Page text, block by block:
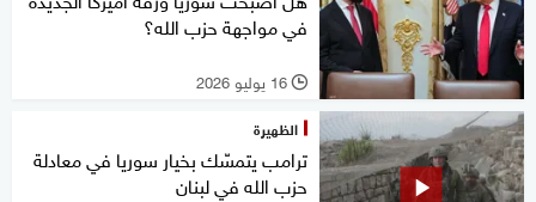
في مواجهة حزب الله؟
l 16 يوليو 2026
الظهيرة
ترامب يتمسّك بخيار سوريا في معادلة
حزب الله في لبنان